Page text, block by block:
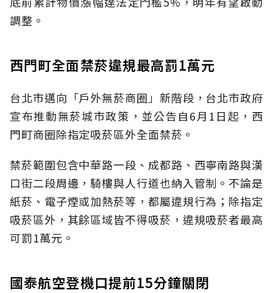
調整。
西門町全面禁菸違規最高罰1萬元
台北市邁向「戶外無菸商圈」新階段，台北市政府
宣布推動無菸城市政策，並公告自6月1日起，西
門町商圈除指定吸菸區外全面禁菸。
禁菸範圍包含中華路一段、成都路、西寧南路與漢
口街二段周邊，騎樓與人行道也納入管制。不論是
紙菸、電子煙或加熱菸等，都屬違規行為；除指定
吸菸區外，其餘區域皆不得吸菸，違規吸菸者最高
可罰1萬元。
國泰航空登機口提前15分鐘關閉